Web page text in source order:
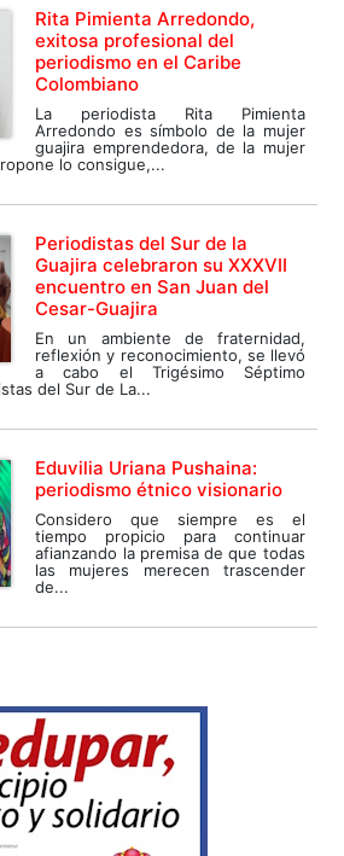
Rita Pimienta Arredondo,
exitosa profesional del
periodismo en el Caribe
Colombiano
La periodista Rita Pimienta
Arredondo es símbolo de la mujer
guajira emprendedora, de la mujer
lo consigue,...
Periodistas del Sur de la
Guajira celebraron su XXXVII
encuentro en San Juan del
Cesar-Guajira
En un ambiente de fraternidad,
reflexión y reconocimiento, se llevó
a cabo el Trigésimo Séptimo
del Sur de La...
Eduvilia Uriana Pushaina:
periodismo étnico visionario
Considero que siempre es el
tiempo propicio para continuar
afianzando la premisa de que todas
las mujeres merecen trascender
de...